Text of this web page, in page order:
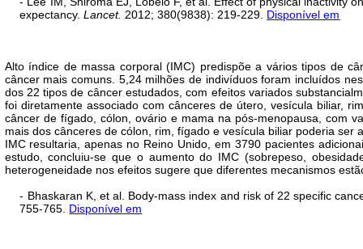
expectancy.Lancet. 2012; 380(9838): 219-229. Disponível em
Alto índice de massa corporal (IMC) predispõe a vários tipos de
câncer mais comuns. 5,24 milhões de indivíduos foram incluídos
dos 22 tipos de câncer estudados, com efeitos variados
foi diretamente associado com cânceres de útero, vesícula biliar,
câncer de fígado, cólon, ovário e mama na pós-menopausa, com
mais dos cânceres de cólon, rim, fígado e vesícula biliar poderia
IMC resultaria, apenas no Reino Unido, em 3790 pacientes
estudo, concluiu-se que o aumento do IMC (sobrepeso,
heterogeneidade nos efeitos sugere que diferentes mecanismos
- Bhaskaran K, et al. Body-mass index and risk of 22 specific
755-765. Disponível em